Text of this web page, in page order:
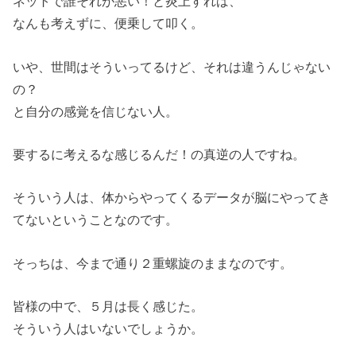
なんも考えずに、便乗して叩く。
いや、世間はそういってるけど、それは違うんじゃない
の？
と自分の感覚を信じない人。
要するに考えるな感じるんだ！の真逆の人ですね。
そういう人は、体からやってくるデータが脳にやってき
てないということなのです。
そっちは、今まで通り２重螺旋のままなのです。
皆様の中で、５月は長く感じた。
そういう人はいないでしょうか。